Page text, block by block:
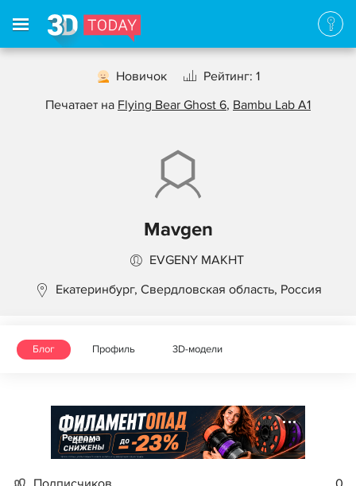
Новичок
Рейтинг: 1
Печатает на Flying Bear Ghost 6, Bambu Lab A1
Mavgen
EVGENY MAKHT
Екатеринбург, Свердловская область, Россия
Блог Профиль 3D-модели
Реклама